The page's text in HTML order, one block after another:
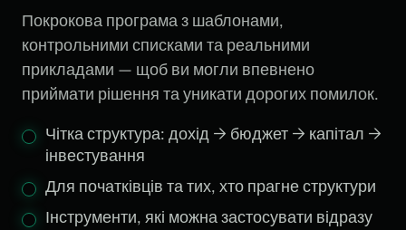
Покрокова програма з шаблонами,
контрольними списками та реальними
прикладами — щоб ви могли впевнено
приймати рішення та уникати дорогих помилок.
Чітка структура: дохід → бюджет → капітал →
інвестування
Для початківців та тих, хто прагне структури
Інструменти, які можна застосувати відразу